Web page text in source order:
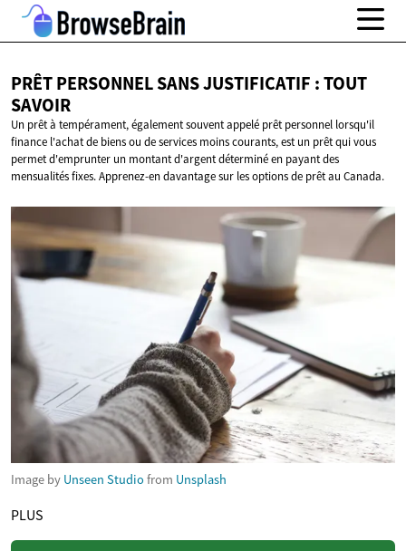
PRÊT PERSONNEL SANS JUSTIFICATIF :TOUT
SAVOIR
Un prêt à tempérament, également souvent appelé prêt personnel lorsqu'il
finance l'achat de biens ou de services moins courants, est un prêt qui vous
permet d'emprunter un montant d'argent déterminé en payant des
mensualités fixes. Apprenez-en davantage sur les options de prêt au Canada.
Image by Unseen Studio from Unsplash
PLUS